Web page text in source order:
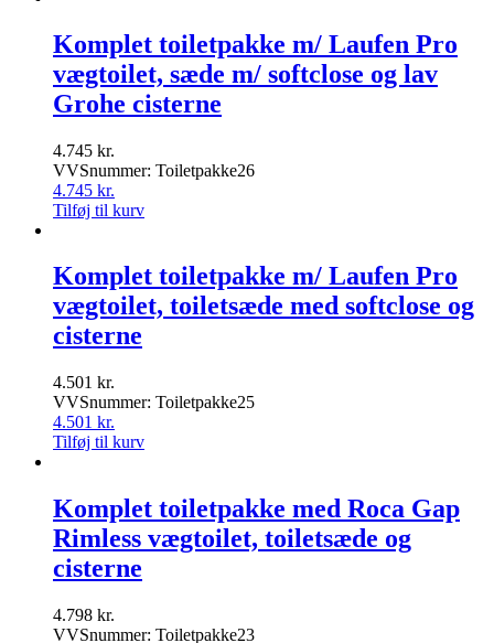
Komplet toiletpakke m/ Laufen Pro
vægtoilet, sæde m/ softclose og lav
Grohe cisterne
4.745 kr.
VVSnummer: Toiletpakke26
4.745 kr.
Tilføj til kurv
Komplet toiletpakke m/ Laufen Pro
vægtoilet, toiletsæde med softclose og
cisterne
4.501 kr.
VVSnummer: Toiletpakke25
4.501 kr.
Tilføj til kurv
Komplet toiletpakke med Roca Gap
Rimless vægtoilet, toiletsæde og
cisterne
4.798 kr.
VVSnummer: Toiletpakke23